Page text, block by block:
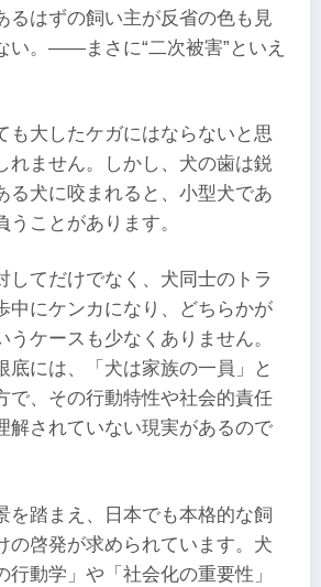
るはずの飼い主が反省の色も見
い。――まさに“二次被害”といえ
も大したケガにはならないと思
れません。しかし、犬の歯は鋭
る犬に咬まれると、小型犬であ
うことがあります。
してだけでなく、犬同士のトラ
中にケンカになり、どちらかが
うケースも少なくありません。
底には、「犬は家族の一員」と
で、その行動特性や社会的責任
解されていない現実があるので
を踏まえ、日本でも本格的な飼
の啓発が求められています。犬
行動学」や「社会化の重要性」